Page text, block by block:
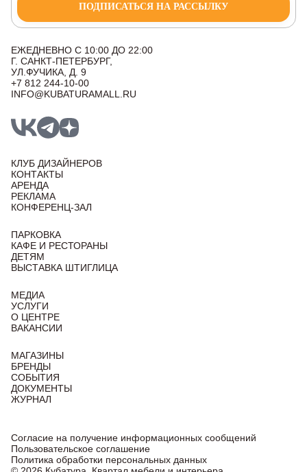
ПОДПИСАТЬСЯ НА РАССЫЛКУ
ЕЖЕДНЕВНО С 10:00 ДО 22:00
Г. САНКТ-ПЕТЕРБУРГ,
УЛ.ФУЧИКА, Д. 9
+7 812 244-10-00
INFO@KUBATURAMALL.RU
КЛУБ ДИЗАЙНЕРОВ
КОНТАКТЫ
АРЕНДА
РЕКЛАМА
КОНФЕРЕНЦ-ЗАЛ
ПАРКОВКА
КАФЕ И РЕСТОРАНЫ
ДЕТЯМ
ВЫСТАВКА ШТИГЛИЦА
МЕДИА
УСЛУГИ
О ЦЕНТРЕ
ВАКАНСИИ
МАГАЗИНЫ
БРЕНДЫ
СОБЫТИЯ
ДОКУМЕНТЫ
ЖУРНАЛ
Согласие на получение информационных сообщений
Пользовательское соглашение
Политика обработки персональных данных